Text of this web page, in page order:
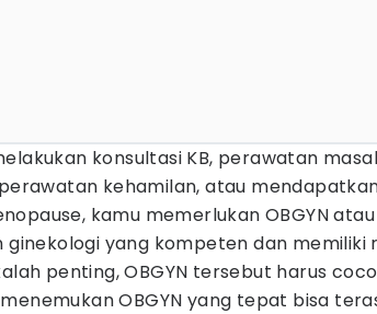
konsultasi KB, perawatan
kehamilan, atau
kamu memerlukan OBGYN
yang kompeten dan memiliki
penting, OBGYN tersebut harus
OBGYN yang tepat bisa